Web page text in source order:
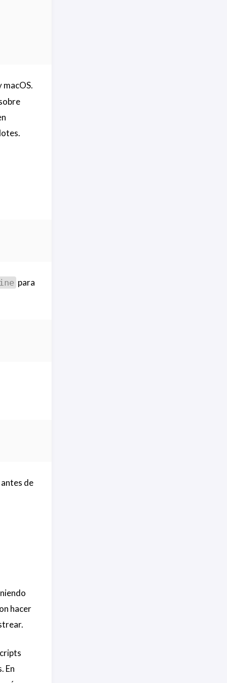
macOS.
para
de
hacer
En